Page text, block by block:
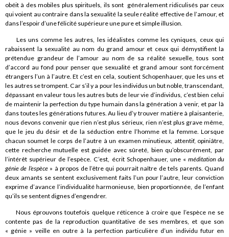
obéit à des mobiles plus spirituels, ils sont généralement ridiculisés par ceux
qui voient au contraire dans la sexualité la seule réalité effective de l’amour, et
dans l’espoir d’une félicité supérieure une pure et simple illusion.
Les uns comme les autres, les idéalistes comme les cyniques, ceux qui
rabaissent la sexualité au nom du grand amour et ceux qui démystifient la
prétendue grandeur de l’amour au nom de sa réalité sexuelle, tous sont
d’accord au fond pour penser que sexualité et grand amour sont forcément
étrangers l’un à l’autre. Et c’est en cela, soutient Schopenhauer, que les uns et
les autres se trompent. Car s’il y a pour les individus un but noble, transcendant,
dépassant en valeur tous les autres buts de leur vie d’individus, c’est bien celui
de maintenir la perfection du type humain dans la génération à venir, et par là
dans toutes les générations futures. Au lieu d’y trouver matière à plaisanterie,
nous devons convenir que rien n’est plus sérieux, rien n’est plus grave même,
que le jeu du désir et de la séduction entre l’homme et la femme. Lorsque
chacun soumet le corps de l’autre à un examen minutieux, attentif, opiniâtre,
cette recherche mutuelle est guidée avec sûreté, bien qu’obscurément, par
l’intérêt supérieur de l’espèce. C’est, écrit Schopenhauer, une « méditation du
génie de l’espèce» à propos de l’être qui pourrait naître de tels parents. Quand
deux amants se sentent exclusivement faits l’un pour l’autre, leur conviction
exprime d’avance l’individualité harmonieuse, bien proportionnée, de l’enfant
qu’ils se sentent dignes d’engendrer.
Nous éprouvons toutefois quelque réticence à croire que l’espèce ne se
contente pas de la reproduction quantitative de ses membres, et que son
« génie » veille en outre à la perfection particulière d’un individu futur en